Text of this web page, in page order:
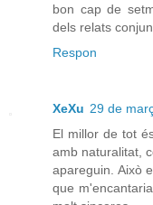
bon cap de
dels relats
Respon
XeXu 29 de
El millor de tot
amb naturalitat,
apareguin. Això
que